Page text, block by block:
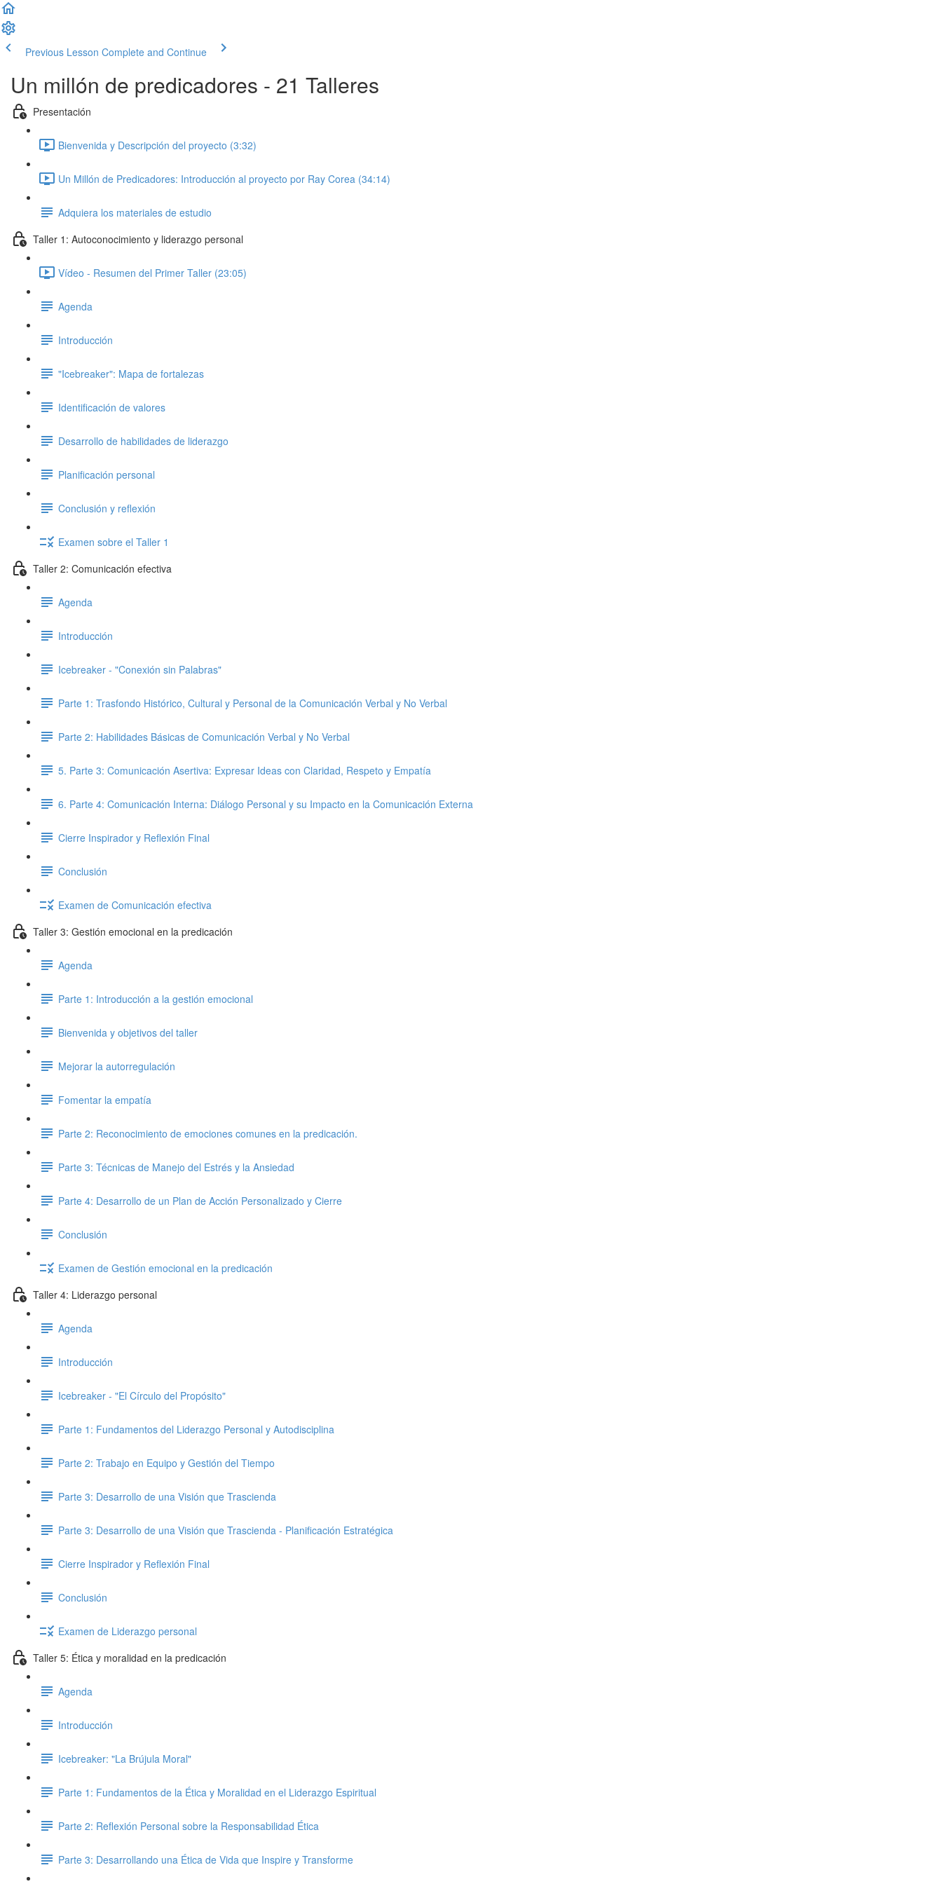
Previous Lesson Complete and Continue
Un millón de predicadores - 21 Talleres
Presentación
Bienvenida y Descripción del proyecto (3:32)
Un Millón de Predicadores: Introducción al proyecto por Ray Corea (34:14)
Adquiera los materiales de estudio
Taller 1: Autoconocimiento y liderazgo personal
Vídeo - Resumen del Primer Taller (23:05)
Agenda
Introducción
"Icebreaker": Mapa de fortalezas
Identificación de valores
Desarrollo de habilidades de liderazgo
Planificación personal
Conclusión y reflexión
Examen sobre el Taller 1
Taller 2: Comunicación efectiva
Agenda
Introducción
Icebreaker - "Conexión sin Palabras"
Parte 1: Trasfondo Histórico, Cultural y Personal de la Comunicación Verbal y No Verbal
Parte 2: Habilidades Básicas de Comunicación Verbal y No Verbal
5. Parte 3: Comunicación Asertiva: Expresar Ideas con Claridad, Respeto y Empatía
6. Parte 4: Comunicación Interna: Diálogo Personal y su Impacto en la Comunicación Externa
Cierre Inspirador y Reflexión Final
Conclusión
Examen de Comunicación efectiva
Taller 3: Gestión emocional en la predicación
Agenda
Parte 1: Introducción a la gestión emocional
Bienvenida y objetivos del taller
Mejorar la autorregulación
Fomentar la empatía
Parte 2: Reconocimiento de emociones comunes en la predicación.
Parte 3: Técnicas de Manejo del Estrés y la Ansiedad
Parte 4: Desarrollo de un Plan de Acción Personalizado y Cierre
Conclusión
Examen de Gestión emocional en la predicación
Taller 4: Liderazgo personal
Agenda
Introducción
Icebreaker - "El Círculo del Propósito"
Parte 1: Fundamentos del Liderazgo Personal y Autodisciplina
Parte 2: Trabajo en Equipo y Gestión del Tiempo
Parte 3: Desarrollo de una Visión que Trascienda
Parte 3: Desarrollo de una Visión que Trascienda - Planificación Estratégica
Cierre Inspirador y Reflexión Final
Conclusión
Examen de Liderazgo personal
Taller 5: Ética y moralidad en la predicación
Agenda
Introducción
Icebreaker: "La Brújula Moral"
Parte 1: Fundamentos de la Ética y Moralidad en el Liderazgo Espiritual
Parte 2: Reflexión Personal sobre la Responsabilidad Ética
Parte 3: Desarrollando una Ética de Vida que Inspire y Transforme